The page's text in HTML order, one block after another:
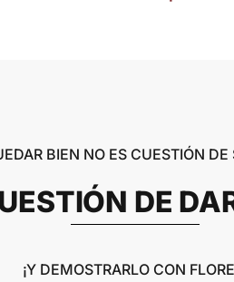
BIEN NO ES CUESTIÓN DE
DE
¡Y DEMOSTRARLO CON